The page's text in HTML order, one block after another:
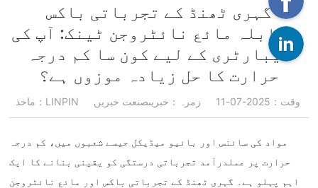
گہری ٹھنڈ کے تجرباتی باکس
بمقابلہ مائع نائٹروجن ٹینک: آپ کی
لیبارٹری کے لیے کون سا کم درجہ
حرارت کا حل زیادہ موزوں ہے؟
ماخذ：LINPIN وقت：2025-07-11 زمرہ：خبریںصنعت خبریں
مواد کی سائنس اور بائیو میڈیکل جیسے شعبوں میں، کم درجہ
حرارت پر عملدرآمد تجرباتی درستگی کو یقینی بنانے کا ایک
اہم پہلو ہے۔ گہری ٹھنڈ کے تجرباتی باکس اور مائع نائٹروجن